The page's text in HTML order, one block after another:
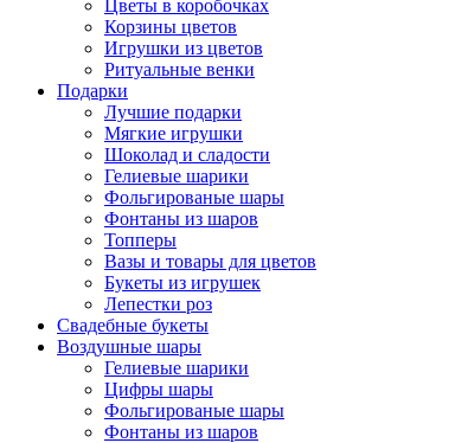
Цветы в коробочках
Корзины цветов
Игрушки из цветов
Ритуальные венки
Подарки
Лучшие подарки
Мягкие игрушки
Шоколад и сладости
Гелиевые шарики
Фольгированые шары
Фонтаны из шаров
Топперы
Вазы и товары для цветов
Букеты из игрушек
Лепестки роз
Свадебные букеты
Воздушные шары
Гелиевые шарики
Цифры шары
Фольгированые шары
Фонтаны из шаров